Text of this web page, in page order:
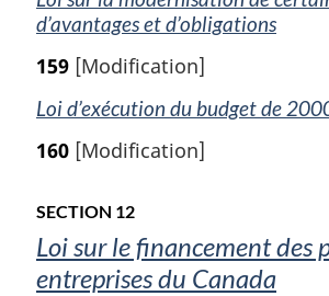
d’avantages et d’obligations
159 [Modification]
Loi d’exécution du budget de
160 [Modification]
SECTION 12
Loi sur le financement des
entreprises du Canada